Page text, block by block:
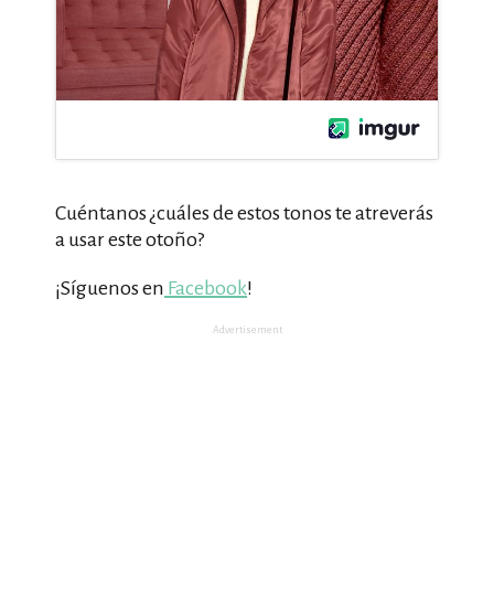
Cuéntanos ¿cuáles de estos tonos te atreverás
a usar este otoño?
¡Síguenos en Facebook!
Advertisement